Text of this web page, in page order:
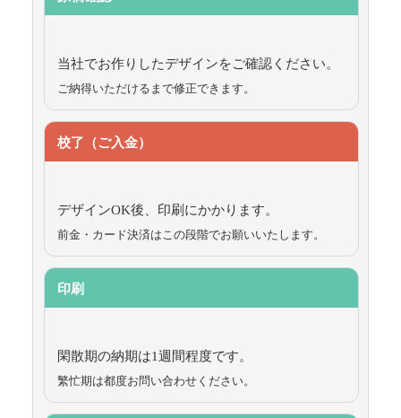
当社でお作りしたデザインをご確認ください。
ご納得いただけるまで修正できます。
校了（ご入金）
デザインOK後、印刷にかかります。
前金・カード決済はこの段階でお願いいたします。
印刷
閑散期の納期は1週間程度です。
繁忙期は都度お問い合わせください。